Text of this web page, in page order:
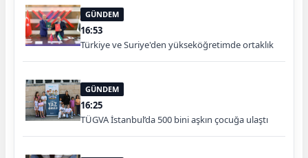
GÜNDEM
16:53
Türkiye ve Suriye'den yükseköğretimde ortaklık
GÜNDEM
16:25
TÜGVA İstanbul’da 500 bini aşkın çocuğa ulaştı